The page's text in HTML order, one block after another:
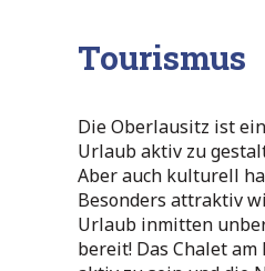
Tourismus
Die Oberlausitz ist
Urlaub aktiv zu
Aber auch kulturell
Besonders attraktiv
Urlaub inmitten
bereit! Das Chalet